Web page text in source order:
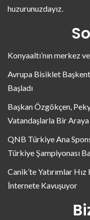
huzurunuzdayız.
Konyaaltı’nın merkez
Avrupa Bisiklet
Başladı
Başkan Özgökçen,
Vatandaşlarla Bir
QNB Türkiye Ana
Türkiye Şampiyonası
Canik’te Yatırımlar
İnternete Kavuşuyor